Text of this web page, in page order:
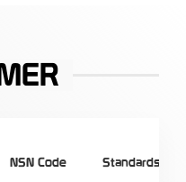
NSN Code Standards